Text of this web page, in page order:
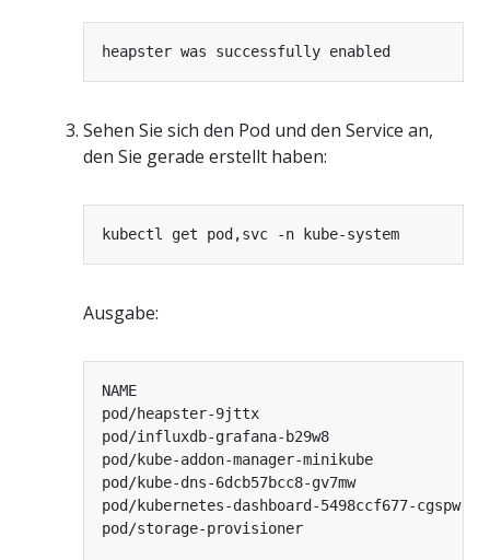
Sehen Sie sich den Pod und den Service an,
den Sie gerade erstellt haben:
Ausgabe:
pod/heapster-9jttx
pod/influxdb-grafana-b29w8
pod/kube-addon-manager-minikube
pod/kube-dns-6dcb57bcc8-gv7mw
pod/kubernetes-dashboard-5498ccf677-
pod/storage-provisioner